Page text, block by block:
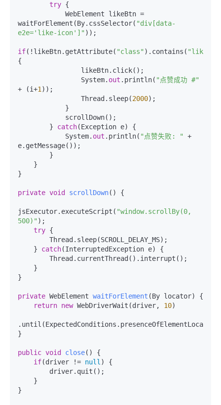
try {
waitForElement(By.cssSelector( "div[data-
e2e='like-icon']" ));
if(!likeBtn.getAttribute( "class" ).contains( "liked"
{
                System.
out .println( "点赞成功 #"
+ (i+1 ));
                Thread.sleep(
2000);
        }
catch(Exception e) {
            System.
out .println( "点赞失败: "
+
e.getMessage());
}
private void scrollDown() {
jsExecutor.executeScript( "window.scrollBy(0,
500)" );
try {
    }
catch(InterruptedException e) {
}
private WebElement waitForElement (By locator)
{
return new WebDriverWait(driver, 10)
}
public void close()
{
if(driver != null ) {
}